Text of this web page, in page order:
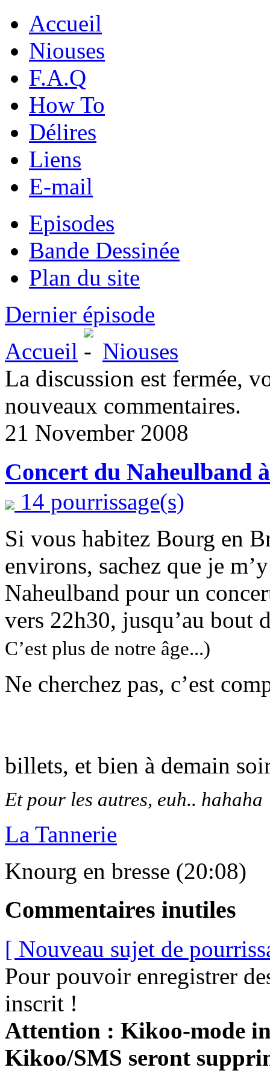
Accueil
Niouses
F.A.Q
How To
Délires
Liens
E-mail
Episodes
Bande Dessinée
Plan du site
Dernier épisode
Accueil
Niouses
La discussion est fermée,
nouveaux commentaires.
21 November 2008
Concert du Naheulband
14 pourrissage(s)
Si vous habitez Bourg en
environs, sachez que je
Naheulband pour un
vers 22h30, jusqu’au bout
C’est plus de notre âge...)
Ne cherchez pas, c’est
billets, et bien à demain
Et pour les autres, euh.. hahaha
La Tannerie
Knourg en bresse (20:08)
Commentaires inutiles
[ Nouveau sujet de
Pour pouvoir enregistrer
inscrit !
Attention : Kikoo-mode
Kikoo/SMS seront